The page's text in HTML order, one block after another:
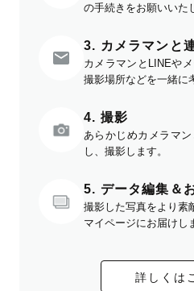
の手続きをお願いいた
3. カメラマンと
カメラマンとLINEや
撮影場所などを一緒に
4. 撮影
あらかじめカメラマ
し、撮影します。
5. データ編集＆
撮影した写真をより素
マイページにお届けし
詳しくは